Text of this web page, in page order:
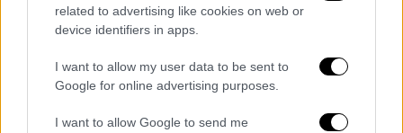
related to advertising like cookies on web or
device identifiers in apps.
I want to allow my user data to be sent to
Google for online advertising purposes.
I want to allow Google to send me